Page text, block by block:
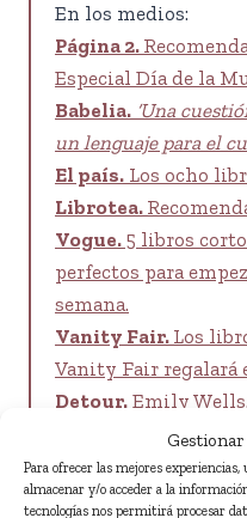
Para ofrecer las mejores
almacenar y/o acceder a la
tecnologías nos permitirá procesar
En los medios:
Página 2.
Especial Día de la
Babelia. ‘Una
un lenguaje para el
El país. Los ocho
Librotea.
Vogue. 5 libros
perfectos para
semana.
Vanity Fair. Los
Vanity Fair regalará
Detour. Emily
enfermedad no